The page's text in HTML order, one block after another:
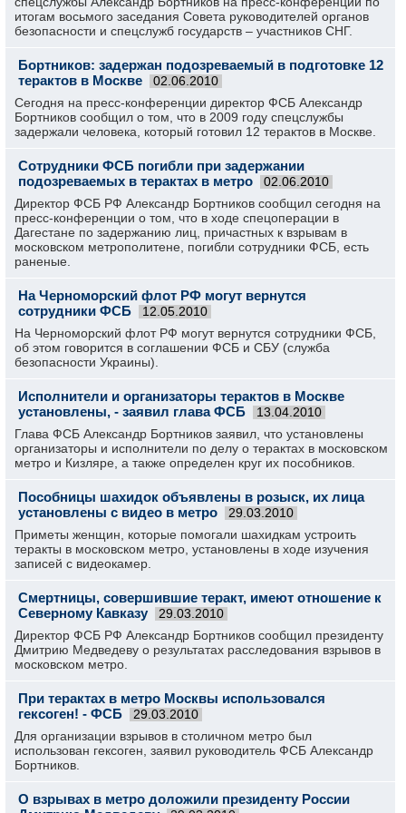
итогам восьмого заседания Совета руководителей органов
безопасности и спецслужб государств – участников СНГ.
Бортников: задержан подозреваемый в подготовке 12
терактов в Москве
02.06.2010
Сегодня на пресс-конференции директор ФСБ Александр
Бортников сообщил о том, что в 2009 году спецслужбы
задержали человека, который готовил 12 терактов в Москве.
Сотрудники ФСБ погибли при задержании
подозреваемых в терактах в метро
02.06.2010
Директор ФСБ РФ Александр Бортников сообщил сегодня на
пресс-конференции о том, что в ходе спецоперации в
Дагестане по задержанию лиц, причастных к взрывам в
московском метрополитене, погибли сотрудники ФСБ, есть
раненые.
На Черноморский флот РФ могут вернутся
сотрудники ФСБ
12.05.2010
На Черноморский флот РФ могут вернутся сотрудники ФСБ,
об этом говорится в соглашении ФСБ и СБУ (служба
безопасности Украины).
Исполнители и организаторы терактов в Москве
установлены, - заявил глава ФСБ
13.04.2010
Глава ФСБ Александр Бортников заявил, что установлены
организаторы и исполнители по делу о терактах в московском
метро и Кизляре, а также определен круг их пособников.
Пособницы шахидок объявлены в розыск, их лица
установлены с видео в метро
29.03.2010
Приметы женщин, которые помогали шахидкам устроить
теракты в московском метро, установлены в ходе изучения
записей с видеокамер.
Смертницы, совершившие теракт, имеют отношение к
Северному Кавказу
29.03.2010
Директор ФСБ РФ Александр Бортников сообщил президенту
Дмитрию Медведеву о результатах расследования взрывов в
московском метро.
При терактах в метро Москвы использовался
гексоген! - ФСБ
29.03.2010
Для организации взрывов в столичном метро был
использован гексоген, заявил руководитель ФСБ Александр
Бортников.
О взрывах в метро доложили президенту России